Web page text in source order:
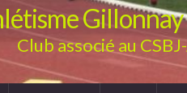
Club associé au